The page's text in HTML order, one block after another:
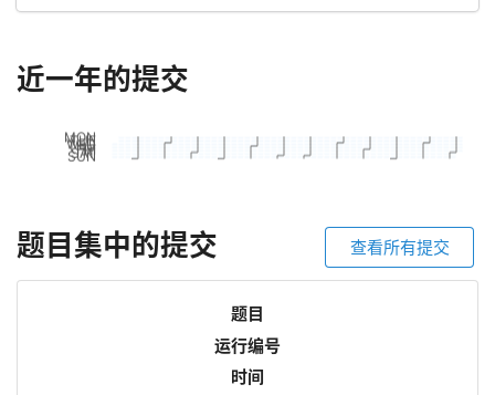
近一年的提交
题目集中的提交 查看所有提交
题目
运行编号
时间